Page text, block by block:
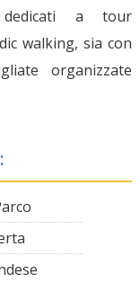
a tour
walking, sia con
organizzate